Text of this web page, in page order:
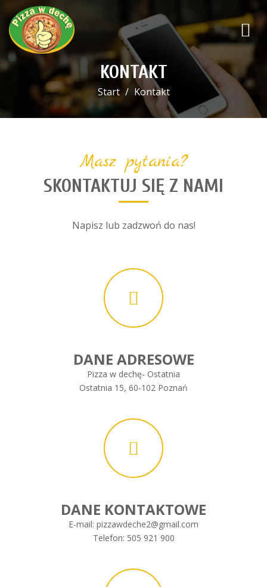
KONTAKT
Start Kontakt
Masz pytania?
SKONTAKTUJ SIĘ Z NAMI
Napisz lub zadzwoń do nas!
DANE ADRESOWE
Pizza w dechę- Ostatnia
Ostatnia 15, 60-102 Poznań
DANE KONTAKTOWE
E-mail: pizzawdeche2@gmail.com
Telefon: 505 921 900